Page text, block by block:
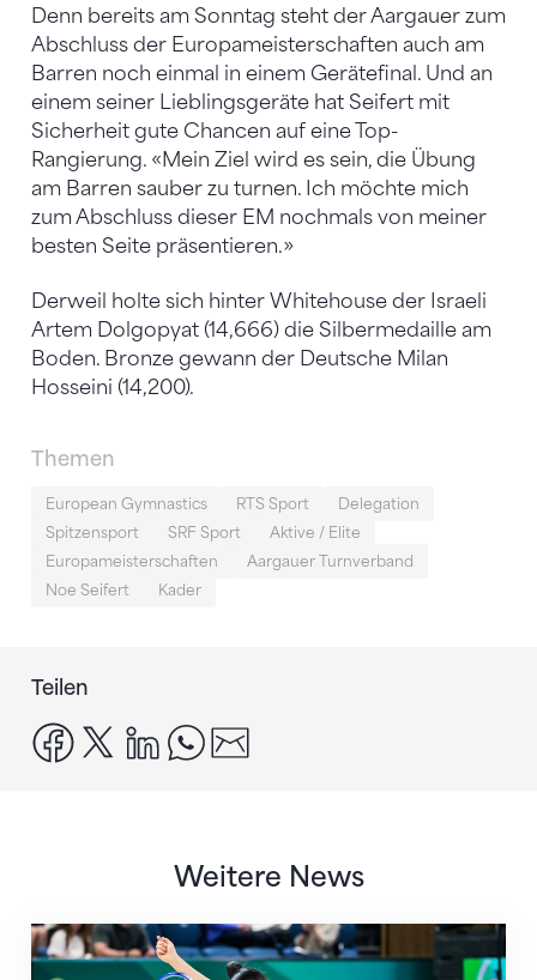
Denn bereits am Sonntag steht der Aargauer zum
Abschluss der Europameisterschaften auch am
Barren noch einmal in einem Gerätefinal. Und an
einem seiner Lieblingsgeräte hat Seifert mit
Sicherheit gute Chancen auf eine Top-
Rangierung. «Mein Ziel wird es sein, die Übung
am Barren sauber zu turnen. Ich möchte mich
zum Abschluss dieser EM nochmals von meiner
besten Seite präsentieren.»
Derweil holte sich hinter Whitehouse der Israeli
Artem Dolgopyat (14,666) die Silbermedaille am
Boden. Bronze gewann der Deutsche Milan
Hosseini (14,200).
Themen
European Gymnastics RTS Sport
Delegation
Spitzensport
SRF Sport
Aktive / Elite
Europameisterschaften
Aargauer Turnverband
Noe Seifert
Kader
Teilen
facebook
x linkedinwhatsapp
Weitere News
Nächster Halt: Weltmeisterschaft